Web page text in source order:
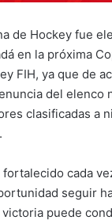
de Hockey fue
en la próxima
FIH, ya que de
del elenco
clasificadas a
fortalecido cada
seguir
puede